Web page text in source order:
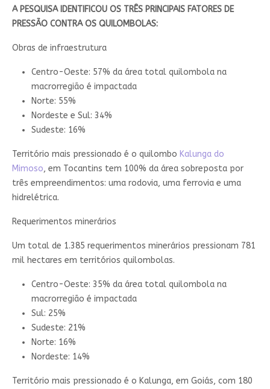
A PESQUISA IDENTIFICOU OS TRÊS PRINCIPAIS FATORES DE
PRESSÃO CONTRA OS QUILOMBOLAS:
Obras de infraestrutura
Centro-Oeste: 57% da área total quilombola na
macrorregião é impactada
Norte: 55%
Nordeste e Sul: 34%
Sudeste: 16%
Território mais pressionado é o quilombo Kalunga do
Mimoso, em Tocantins tem 100% da área sobreposta por
três empreendimentos: uma rodovia, uma ferrovia e uma
hidrelétrica.
Requerimentos minerários
Um total de 1.385 requerimentos minerários pressionam 781
mil hectares em territórios quilombolas.
Centro-Oeste: 35% da área total quilombola na
macrorregião é impactada
Sul: 25%
Sudeste: 21%
Norte: 16%
Nordeste: 14%
Território mais pressionado é o Kalunga, em Goiás, com 180